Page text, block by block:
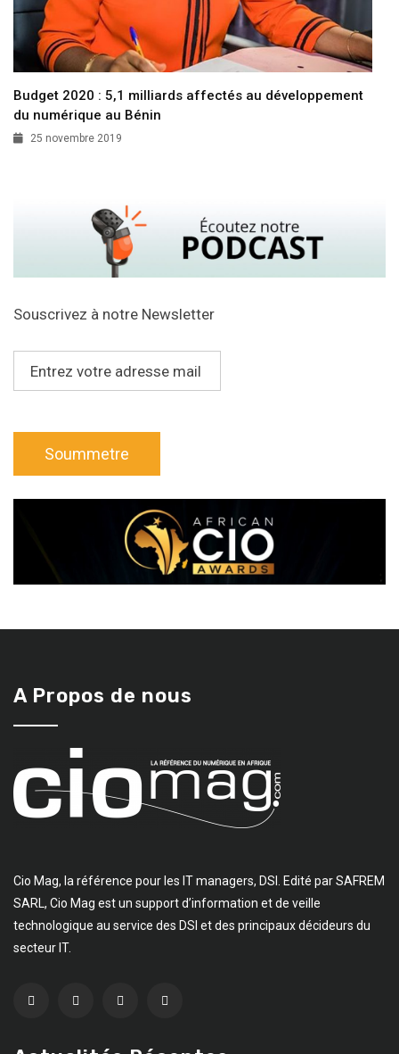
Budget 2020 : 5,1 milliards affectés au développement
du numérique au Bénin
25 novembre 2019
Souscrivez à notre Newsletter
A Propos de nous
Cio Mag, la référence pour les IT managers, DSI. Edité par SAFREM
SARL, Cio Mag est un support d’information et de veille
technologique au service des DSI et des principaux décideurs du
secteur IT.